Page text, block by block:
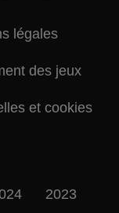
légales
des jeux
et cookies
2023